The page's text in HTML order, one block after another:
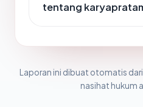
tentang
Laporan ini dibuat otomatis
nasihat hukum